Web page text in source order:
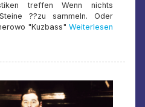
treffen Wenn nichts
??zu sammeln. Oder
"Kuzbass" Weiterlesen